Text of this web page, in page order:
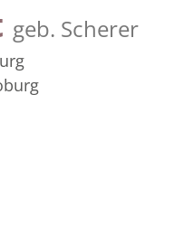
geb. Scherer